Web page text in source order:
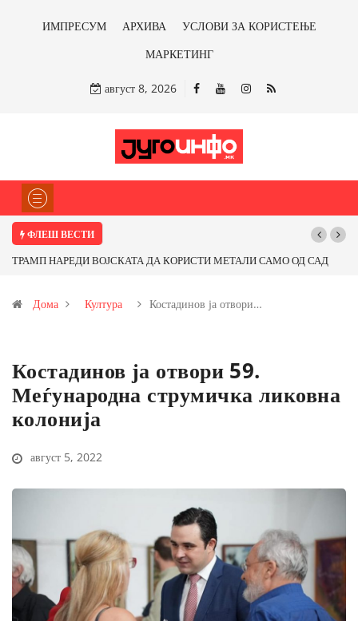
ИМПРЕСУМ АРХИВА
УСЛОВИ ЗА КОРИСТЕЊЕ
МАРКЕТИНГ
август 8, 2026
ФЛЕШ ВЕСТИ
НАРЕДИ ВОЈСКАТА ДА КОРИСТИ МЕТАЛИ САМО ОД САД
и со антимонот?
Дома Култура Костадинов ја отвори…
Костадинов ја отвори 59.
Меѓународна струмичка ликовна
колонија
август 5, 2022